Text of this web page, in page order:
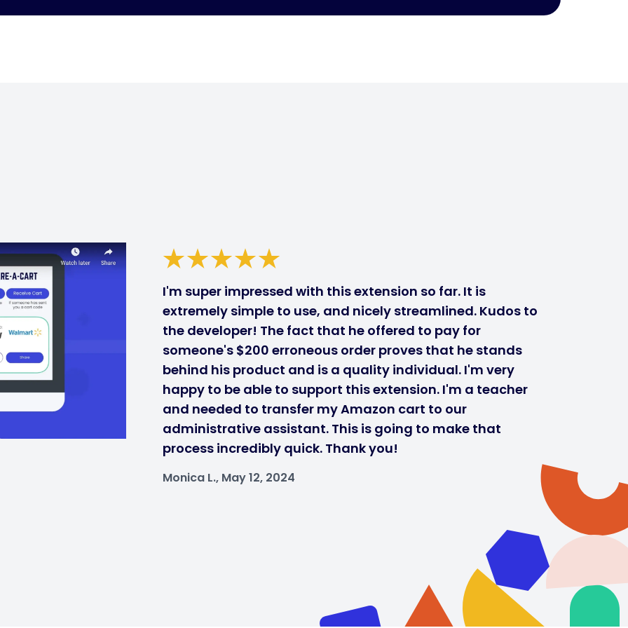
I'm super impressed with this extension so far. It is
extremely simple to use, and nicely streamlined. Kudos to
the developer! The fact that he offered to pay for
someone's $200 erroneous order proves that he stands
behind his product and is a quality individual. I'm very
happy to be able to support this extension. I'm a teacher
and needed to transfer my Amazon cart to our
administrative assistant. This is going to make that
process incredibly quick. Thank you!
Monica L., May 12, 2024